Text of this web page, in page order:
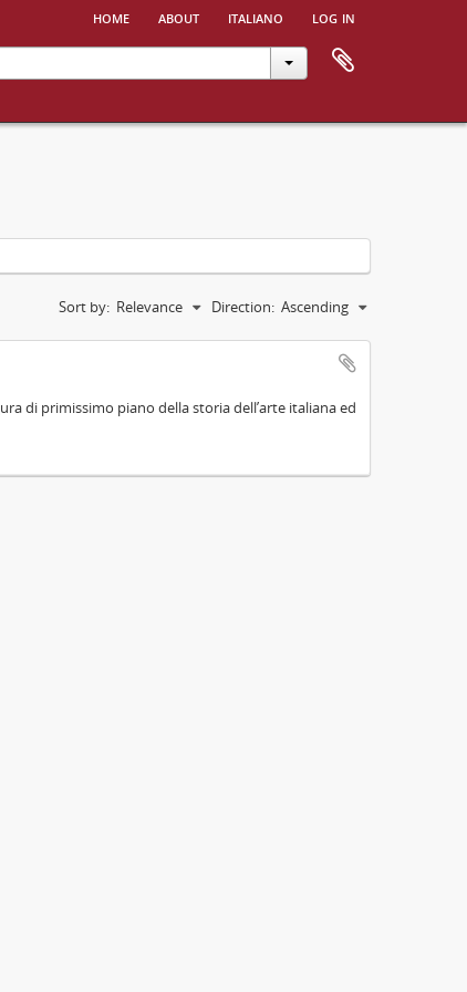
home about italiano log in
Sort by: Relevance Direction: Ascending
di primissimo piano della storia dell’arte italiana ed